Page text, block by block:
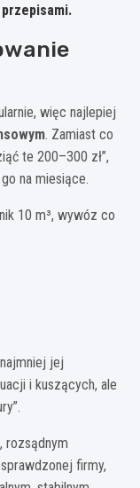
więc najlepiej
. Zamiast co
te 200–300 zł”,
na miesiące.
10 m³, wywóz co
jej
i kuszących, ale
rozsądnym
firmy,